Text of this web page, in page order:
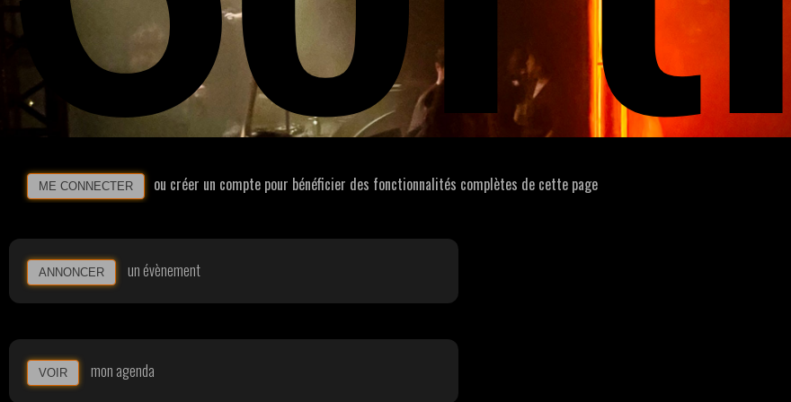
ME CONNECTER ou créer un compte pour bénéficier des fonctionnalités complètes de cette page
ANNONCER un évènement
VOIR mon agenda